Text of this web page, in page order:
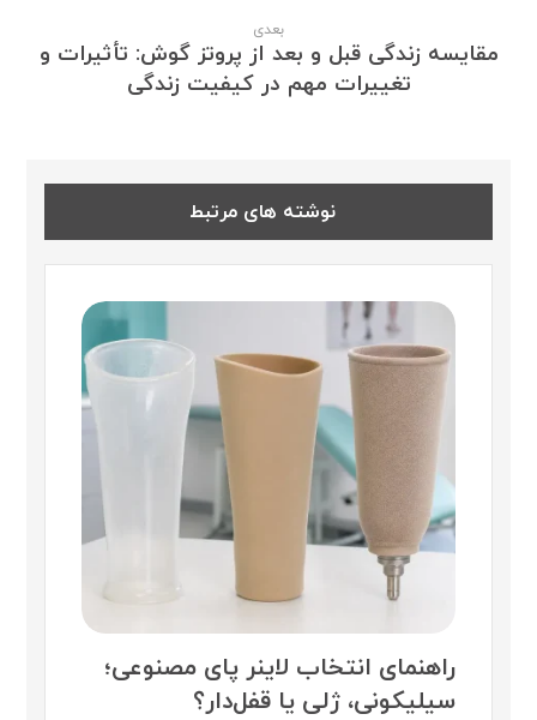
بعدی
مقایسه زندگی قبل و بعد از پروتز گوش: تأثیرات و
تغییرات مهم در کیفیت زندگی
نوشته های مرتبط
راهنمای انتخاب لاینر پای مصنوعی؛
سیلیکونی، ژلی یا قفل‌دار؟